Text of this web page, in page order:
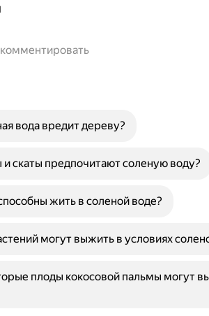
вода вредит дереву?
скаты предпочитают соленую воду?
жить в соленой воде?
могут выжить в условиях
плоды кокосовой пальмы могут